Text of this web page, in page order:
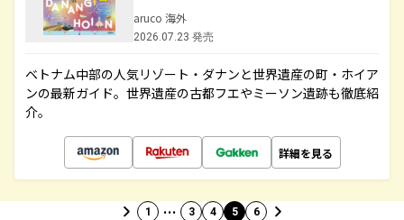
aruco 海外
2026.07.23 発売
ベトナム中部の人気リゾート・ダナンと世界遺産の町・ホイア
ンの最新ガイド。世界遺産の古都フエやミーソン遺跡も徹底紹
介。
詳細を見る
1 … 3 4 5 6